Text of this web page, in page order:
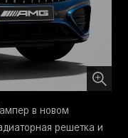
в новом
решетка и